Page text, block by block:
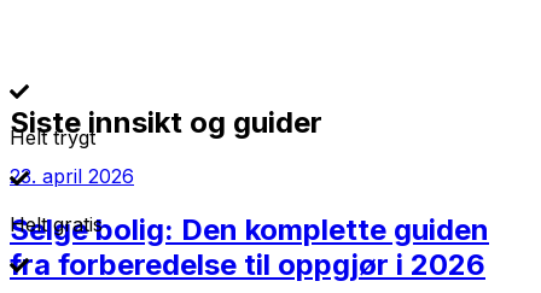
Helt trygt
Helt gratis
Siste innsikt og guider
23. april 2026
Selge bolig: Den komplette guiden
fra forberedelse til oppgjør i 2026